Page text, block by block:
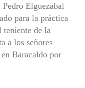
Elguezabal
para la práctica
teniente de la
a los señores
Baracaldo por